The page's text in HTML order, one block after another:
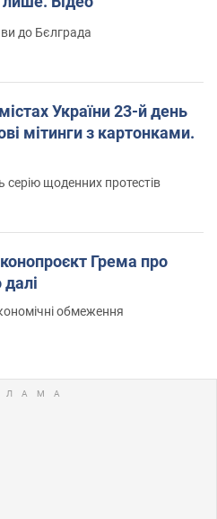
до Бєлграда
України 23-й день
мітинги з картонками.
щоденних протестів
Грема про
далі
обмеження